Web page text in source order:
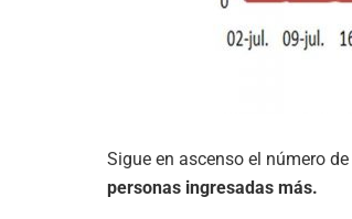
Sigue en ascenso el número
personas ingresadas más.